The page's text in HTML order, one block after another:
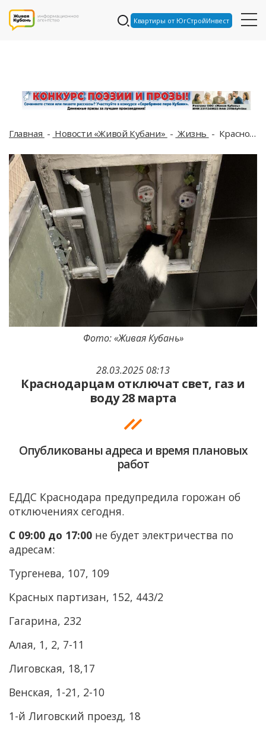
Квартиры от ЮгСтройИнвест
Главная Новости «Живой Кубани» Жизнь Краснодарцам отключат свет, газ и воду 28 марта
28.03.2025 08:13
Краснодарцам отключат свет, газ и
воду 28 марта
Опубликованы адреса и время плановых
работ
Фото: «Живая Кубань»
ЕДДС Краснодара предупредила горожан об
отключениях сегодня.
С 09:00 до 17:00 не будет электричества по
адресам:
Тургенева, 107, 109
Красных партизан, 152, 443/2
Гагарина, 232
Алая, 1, 2, 7-11
Лиговская, 18,17
Венская, 1-21, 2-10
1-й Лиговский проезд, 18